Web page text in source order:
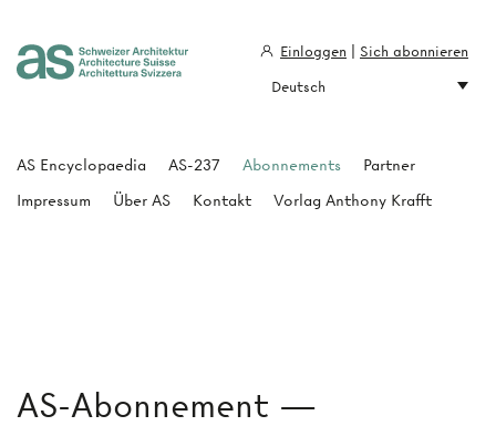
AS-Abonnement —
AS Encyclopaedia AS-237 Abonnements
Partner
Impressum
Über AS Kontakt Vorlag Anthony Krafft
Einloggen
Sich abonnieren
Deutsch